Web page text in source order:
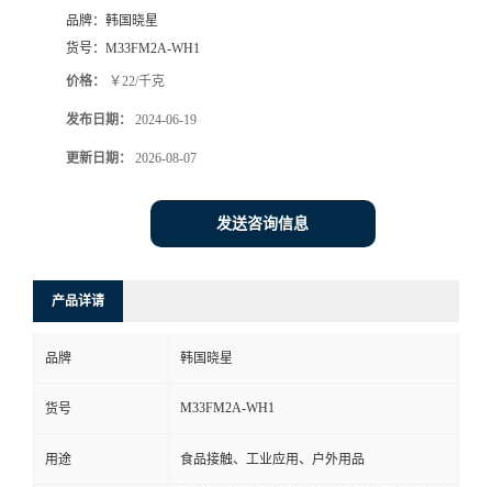
品牌： 韩国晓星
货号： M33FM2A-WH1
价格： ￥22/千克
发布日期： 2024-06-19
更新日期： 2026-08-07
发送咨询信息
产品详请
品牌 韩国晓星
货号 M33FM2A-WH1
用途 食品接触、工业应用、户外用品